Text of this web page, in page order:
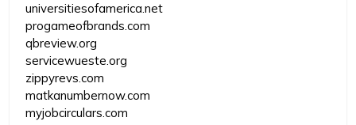
universitiesofamerica.net
progameofbrands.com
qbreview.org
servicewueste.org
zippyrevs.com
matkanumbernow.com
myjobcirculars.com